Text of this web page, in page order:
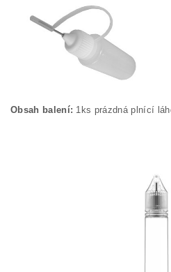
Obsah balení: 1ks prázdná plnící